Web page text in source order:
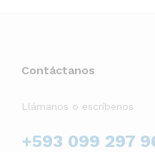
Contáctanos
Llámanos o escríbenos
+593 099 297